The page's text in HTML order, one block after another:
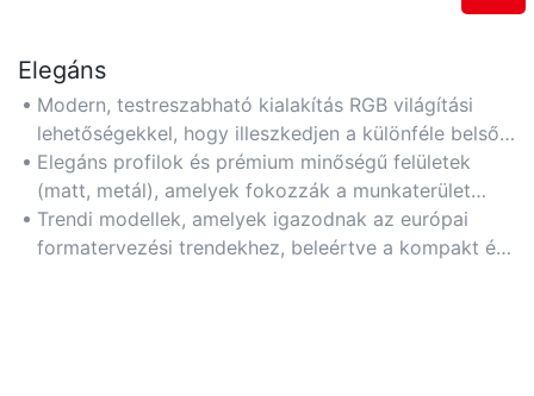
Elegáns
Modern, testreszabható kialakítás RGB világítási
lehetőségekkel, hogy illeszkedjen a különféle belső
esztétikákhoz és játékbeállításokhoz.
Elegáns profilok és prémium minőségű felületek
(matt, metál), amelyek fokozzák a munkaterület
vagy az otthoni dekoráció hangulatát, miközben
biztosítják a funkcionalitást.
Trendi modellek, amelyek igazodnak az európai
formatervezési trendekhez, beleértve a kompakt és